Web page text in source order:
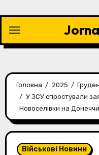
контенту
Головна 2025
У ЗСУ спростували
Новоселівки на
Військові Новини